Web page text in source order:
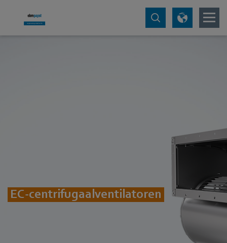
EC-centrifugaalventilatoren